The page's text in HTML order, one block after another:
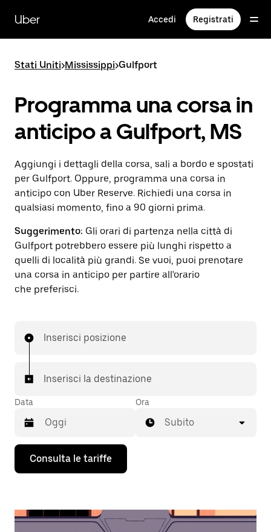
contenuto
principale
Uber Accedi Registrati
Stati Uniti>Mississippi>Gulfport
Programma una corsa in
anticipo a Gulfport, MS
Aggiungi i dettagli della corsa, sali a bordo e spostati
per Gulfport. Oppure, programma una corsa in
anticipo con Uber Reserve. Richiedi una corsa in
qualsiasi momento, fino a 90 giorni prima.
Suggerimento: Gli orari di partenza nella città di
Gulfport potrebbero essere più lunghi rispetto a
quelli di località più grandi. Se vuoi, puoi prenotare
una corsa in anticipo per partire all'orario
che preferisci.
Inserisci posizione
Inserisci la destinazione
Data
Utilizza
tasto
verso
Ora
Subito
Consulta le tariffe